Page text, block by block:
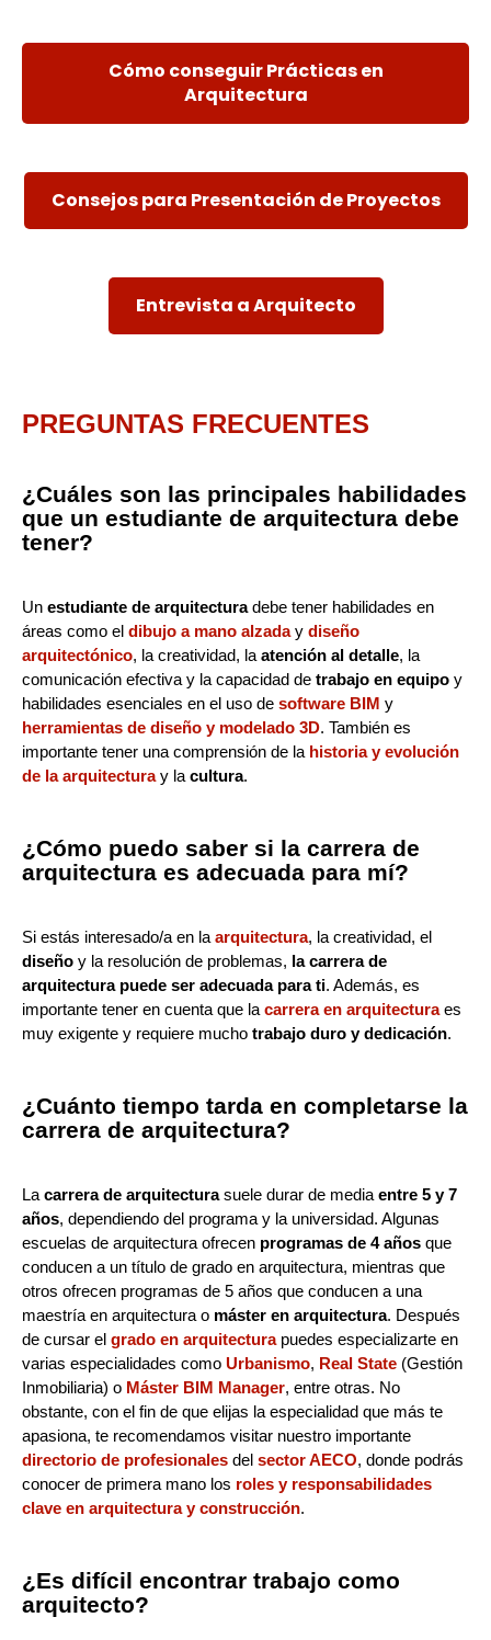
Cómo conseguir Prácticas en
Arquitectura
Consejos para Presentación de Proyectos
Entrevista a Arquitecto
PREGUNTAS FRECUENTES
¿Cuáles son las principales habilidades
que un estudiante de arquitectura debe
tener?
Un estudiante de arquitecturadebe tener habilidades en
áreas como el dibujo a mano alzaday diseño
arquitectónico, la creatividad, la atención al detalle, la
comunicación efectiva y la capacidad de trabajo en equipo y
habilidades esenciales en el uso de software BIM y
herramientas de diseño y modelado 3D. También es
importante tener una comprensión de la historia y evolución
de la arquitecturay la cultura.
¿Cómo puedo saber si la carrera de
arquitectura es adecuada para mí?
Si estás interesado/a en la arquitectura, la creatividad, el
diseño y la resolución de problemas, la carrera de
arquitectura puede ser adecuada para ti. Además, es
importante tener en cuenta que la carrera en arquitecturaes
muy exigente y requiere mucho trabajo duro y dedicación.
¿Cuánto tiempo tarda en completarse la
carrera de arquitectura?
La carrera de arquitecturasuele durar de media entre 5 y 7
años, dependiendo del programa y la universidad. Algunas
escuelas de arquitectura ofrecen programas de 4 años que
conducen a un título de grado en arquitectura, mientras que
otros ofrecen programas de 5 años que conducen a una
maestría en arquitectura o máster en arquitectura. Después
de cursar el grado en arquitecturapuedes especializarte en
varias especialidades como Urbanismo, Real State (Gestión
Inmobiliaria) o Máster BIM Manager, entre otras. No
obstante, con el fin de que elijas la especialidad que más te
apasiona, te recomendamos visitar nuestro importante
directorio de profesionales del sector AECO, donde podrás
conocer de primera mano los roles y responsabilidades
clave en arquitectura y construcción.
¿Es difícil encontrar trabajo como
arquitecto?